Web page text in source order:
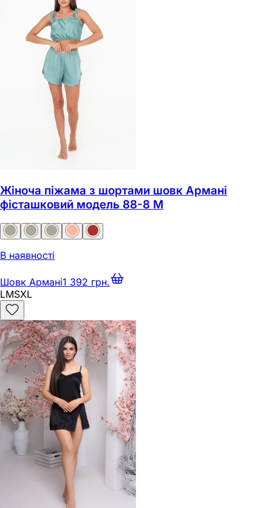
Жіноча піжама з шортами шовк Армані
фісташковий модель 88-8 M
В наявності
Шовк Армані1 392 грн.
LMSXL